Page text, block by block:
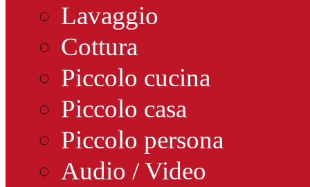
Lavaggio
Cottura
Piccolo cucina
Piccolo casa
Piccolo persona
Audio / Video